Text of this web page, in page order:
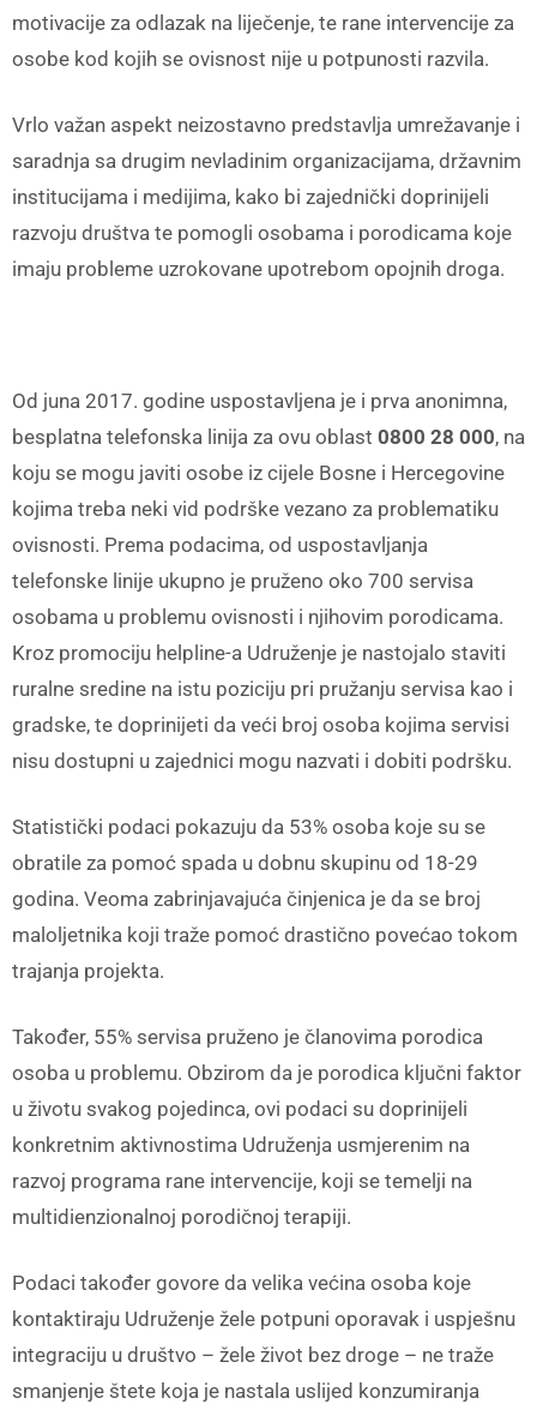
motivacije za odlazak na liječenje, te rane intervencije za
osobe kod kojih se ovisnost nije u potpunosti razvila.
Vrlo važan aspekt neizostavno predstavlja umrežavanje i
saradnja sa drugim nevladinim organizacijama, državnim
institucijama i medijima, kako bi zajednički doprinijeli
razvoju društva te pomogli osobama i porodicama koje
imaju probleme uzrokovane upotrebom opojnih droga.
Od juna 2017. godine uspostavljena je i prva anonimna,
besplatna telefonska linija za ovu oblast 0800 28 000, na
koju se mogu javiti osobe iz cijele Bosne i Hercegovine
kojima treba neki vid podrške vezano za problematiku
ovisnosti. Prema podacima, od uspostavljanja
telefonske linije ukupno je pruženo oko 700 servisa
osobama u problemu ovisnosti i njihovim porodicama.
Kroz promociju helpline-a Udruženje je nastojalo staviti
ruralne sredine na istu poziciju pri pružanju servisa kao i
gradske, te doprinijeti da veći broj osoba kojima servisi
nisu dostupni u zajednici mogu nazvati i dobiti podršku.
Statistički podaci pokazuju da 53% osoba koje su se
obratile za pomoć spada u dobnu skupinu od 18-29
godina. Veoma zabrinjavajuća činjenica je da se broj
maloljetnika koji traže pomoć drastično povećao tokom
trajanja projekta.
Također, 55% servisa pruženo je članovima porodica
osoba u problemu. Obzirom da je porodica ključni faktor
u životu svakog pojedinca, ovi podaci su doprinijeli
konkretnim aktivnostima Udruženja usmjerenim na
razvoj programa rane intervencije, koji se temelji na
multidienzionalnoj porodičnoj terapiji.
Podaci također govore da velika većina osoba koje
kontaktiraju Udruženje žele potpuni oporavak i uspješnu
integraciju u društvo – žele život bez droge – ne traže
smanjenje štete koja je nastala uslijed konzumiranja